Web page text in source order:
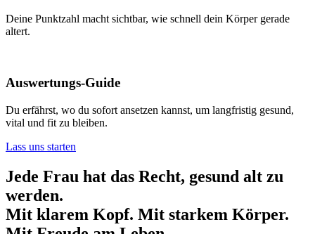
Deine Punktzahl macht sichtbar, wie schnell dein Körper gerade
altert.
Auswertungs-Guide
Du erfährst, wo du sofort ansetzen kannst, um langfristig gesund,
vital und fit zu bleiben.
Lass uns starten
Jede Frau hat das Recht, gesund alt zu
werden.
Mit klarem Kopf. Mit starkem Körper.